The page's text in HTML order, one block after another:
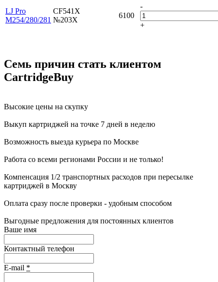
LJ Pro
M254/280/281
CF541X
№203X
6100
-
+
Семь причин стать клиентом
CartridgeBuy
Высокие цены на скупку
Выкуп картриджей на точке 7 дней в неделю
Возможность выезда курьера по Москве
Работа со всеми регионами России и не только!
Компенсация 1/2 транспортных расходов при пересылке
картриджей в Москву
Оплата сразу после проверки - удобным способом
Выгодные предложения для постоянных клиентов
Ваше имя
Контактный телефон
E-mail *